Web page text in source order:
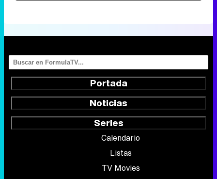
Portada
Noticias
Series
Calendario
Listas
TV Movies